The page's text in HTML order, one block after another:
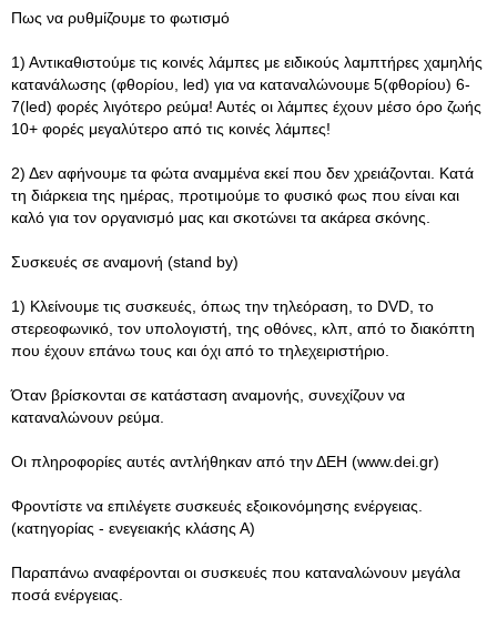
Πως να ρυθμίζουμε το φωτισμό
1) Αντικαθιστούμε τις κοινές λάμπες με ειδικούς λαμπτήρες χαμηλής
κατανάλωσης (φθορίου, led) για να καταναλώνουμε 5(φθορίου) 6-
7(led) φορές λιγότερο ρεύμα! Αυτές οι λάμπες έχουν μέσο όρο ζωής
10+ φορές μεγαλύτερο από τις κοινές λάμπες!
2) Δεν αφήνουμε τα φώτα αναμμένα εκεί που δεν χρειάζονται. Κατά
τη διάρκεια της ημέρας, προτιμούμε το φυσικό φως που είναι και
καλό για τον οργανισμό μας και σκοτώνει τα ακάρεα σκόνης.
Συσκευές σε αναμονή (stand by)
1) Κλείνουμε τις συσκευές, όπως την τηλεόραση, το DVD, το
στερεοφωνικό, τον υπολογιστή, της οθόνες, κλπ, από το διακόπτη
που έχουν επάνω τους και όχι από το τηλεχειριστήριο.
Όταν βρίσκονται σε κατάσταση αναμονής, συνεχίζουν να
καταναλώνουν ρεύμα.
Οι πληροφορίες αυτές αντλήθηκαν από την ΔΕΗ (www.dei.gr)
Φροντίστε να επιλέγετε συσκευές εξοικονόμησης ενέργειας.
(κατηγορίας - ενεγειακής κλάσης Α)
Παραπάνω αναφέρονται οι συσκευές που καταναλώνουν μεγάλα
ποσά ενέργειας.